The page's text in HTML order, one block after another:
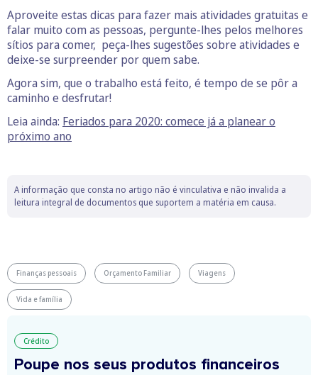
Aproveite estas dicas para fazer mais atividades gratuitas e
falar muito com as pessoas, pergunte-lhes pelos melhores
sítios para comer, peça-lhes sugestões sobre atividades e
deixe-se surpreender por quem sabe.
Agora sim, que o trabalho está feito, é tempo de se pôr a
caminho e desfrutar!
Leia ainda: Feriados para 2020: comece já a planear o
próximo ano
A informação que consta no artigo não é vinculativa e não invalida a
leitura integral de documentos que suportem a matéria em causa.
Finanças pessoais Orçamento Familiar Viagens
Vida e família
Crédito
Poupe nos seus produtos financeiros